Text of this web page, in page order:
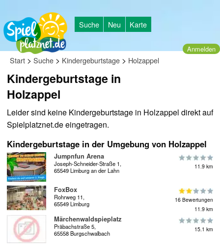
Suche Neu Karte
Anmelden
Start > Suche > Kindergeburtstage > Holzappel
Kindergeburtstage in
Holzappel
Leider sind keine Kindergeburtstage in Holzappel direkt auf
Spielplatznet.de eingetragen.
Kindergeburtstage in der Umgebung von Holzappel
Jumpnfun Arena
Joseph-Schneider-Straße 1,
65549 Limburg an der Lahn
11.9 km
FoxBox
Rohrweg 11,
65549 Limburg
16 Bewertungen
11.9 km
Märchenwaldspieplatz
Präbachstraße 5,
65558 Burgschwalbach
15.1 km